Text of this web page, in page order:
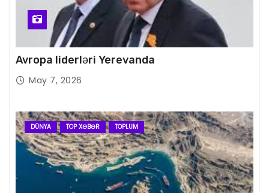
Avropa liderləri Yerevanda
May 7, 2026
DÜNYA TOP XƏBƏR TOPLUM